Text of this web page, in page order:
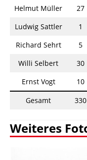
Helmut Müller
27
Ludwig Sattler
1
Richard Sehrt
5
Willi Selbert
30
Ernst Vogt
10
Gesamt
330
Weiteres